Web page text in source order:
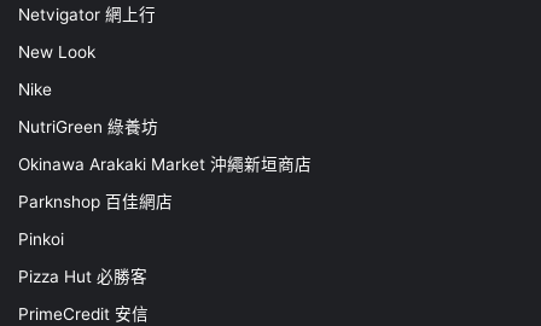
Netvigator 網上行
New Look
Nike
NutriGreen 綠養坊
Okinawa Arakaki Market 沖繩新垣商店
Parknshop 百佳網店
Pinkoi
Pizza Hut 必勝客
PrimeCredit 安信